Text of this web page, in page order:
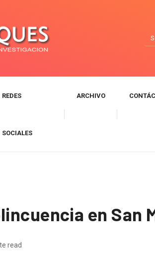
REDES
SOCIALES
ARCHIVO
en San
read